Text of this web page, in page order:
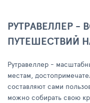
РУТРАВЕЛЛЕР -
ПУТЕШЕСТВИЙ
Рутравеллер -
местам,
составляют сами
можно собирать свою